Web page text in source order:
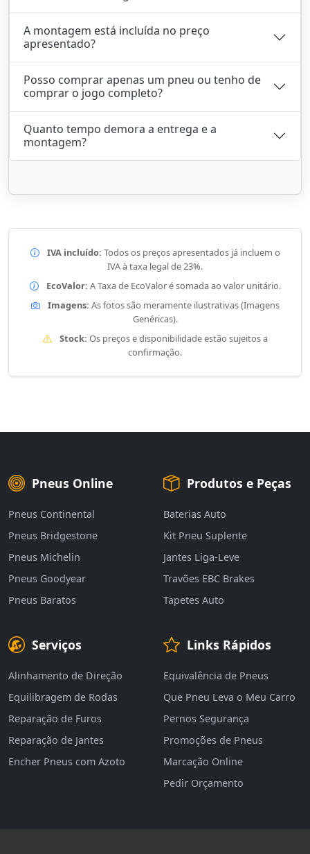
A montagem está incluída no preço
apresentado?
Posso comprar apenas um pneu ou tenho de
comprar o jogo completo?
Quanto tempo demora a entrega e a
montagem?
IVA incluído: Todos os preços apresentados já incluem o
IVA à taxa legal de 23%.
EcoValor: A Taxa de EcoValor é somada ao valor unitário.
Imagens: As fotos são meramente ilustrativas (Imagens
Genéricas).
Stock: Os preços e disponibilidade estão sujeitos a
confirmação.
Pneus Online
Pneus Continental
Pneus Bridgestone
Pneus Michelin
Pneus Goodyear
Pneus Baratos
Produtos e Peças
Baterias Auto
Kit Pneu Suplente
Jantes Liga-Leve
Travões EBC Brakes
Tapetes Auto
Serviços
Alinhamento de Direção
Equilibragem de Rodas
Reparação de Furos
Reparação de Jantes
Encher Pneus com Azoto
Links Rápidos
Equivalência de Pneus
Que Pneu Leva o Meu Carro
Pernos Segurança
Promoções de Pneus
Marcação Online
Pedir Orçamento